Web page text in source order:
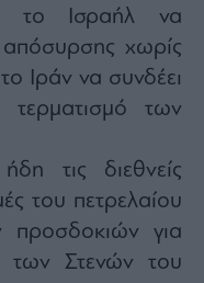
το Ισραήλ να
απόσυρσης χωρίς
Ιράν να συνδέει
των
τις διεθνείς
του πετρελαίου
για
των Στενών του